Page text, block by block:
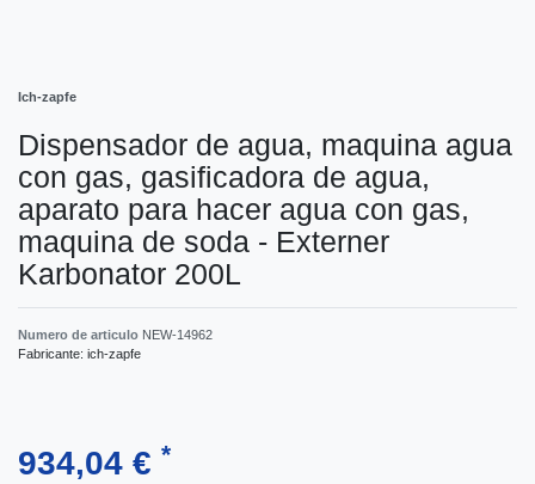
Ich-zapfe
Dispensador de agua, maquina agua
con gas, gasificadora de agua,
aparato para hacer agua con gas,
maquina de soda - Externer
Karbonator 200L
Numero de articulo NEW-14962
Fabricante: ich-zapfe
934,04 € *